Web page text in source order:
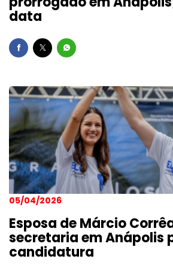
data
05/04/2026
Esposa de Márcio
secretaria em Anápolis
candidatura